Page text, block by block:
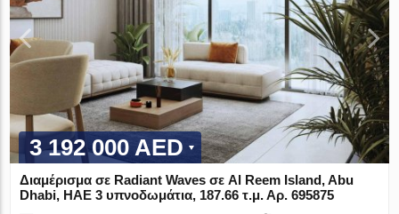
3 192 000 AED
Διαμέρισμα σε Radiant Waves σε Al Reem Island, Abu
Dhabi, ΗΑΕ 3 υπνοδωμάτια, 187.66 τ.μ. Αρ. 695875